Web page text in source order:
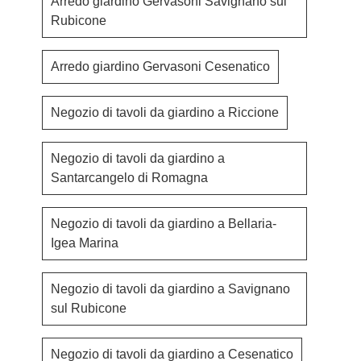
Rubicone
Arredo giardino Gervasoni Cesenatico
Negozio di tavoli da giardino a Riccione
Negozio di tavoli da giardino a
Santarcangelo di Romagna
Negozio di tavoli da giardino a Bellaria-
Igea Marina
Negozio di tavoli da giardino a Savignano
sul Rubicone
Negozio di tavoli da giardino a Cesenatico